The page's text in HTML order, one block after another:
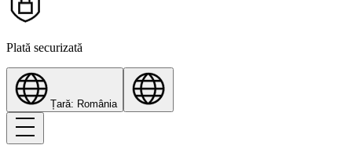
Plată securizată
Țară: România